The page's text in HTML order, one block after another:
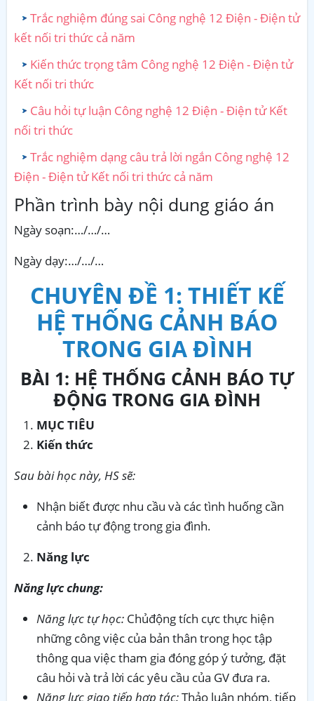
Trắc nghiệm đúng sai Công nghệ 12 Điện - Điện tử
kết nối tri thức cả năm
Kiến thức trọng tâm Công nghệ 12 Điện - Điện tử
Kết nối tri thức
Câu hỏi tự luận Công nghệ 12 Điện - Điện tử Kết
nối tri thức
Trắc nghiệm dạng câu trả lời ngắn Công nghệ 12
Điện - Điện tử Kết nối tri thức cả năm
Phần trình bày nội dung giáo án
Ngày soạn:…/…/…
Ngày dạy:…/…/…
CHUYÊN ĐỀ 1: THIẾT KẾ
HỆ THỐNG CẢNH BÁO
TRONG GIA ĐÌNH
BÀI 1: HỆ THỐNG CẢNH BÁO TỰ
ĐỘNG TRONG GIA ĐÌNH
MỤC TIÊU
Kiến thức
Sau bài học này, HS sẽ:
Nhận biết được nhu cầu và các tình huống cần
cảnh báo tự động trong gia đình.
Năng lực
Năng lực chung:
Năng lực tự học: Chủđộng tích cực thực hiện
những công việc của bản thân trong học tập
thông qua việc tham gia đóng góp ý tưởng, đặt
câu hỏi và trả lời các yêu cầu của GV đưa ra.
Năng lực giao tiếp hợp tác:Thảo luận nhóm, tiếp